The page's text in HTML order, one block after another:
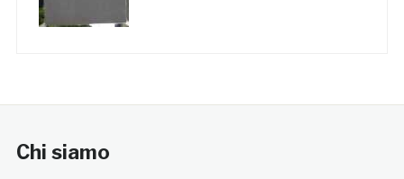
Chi siamo